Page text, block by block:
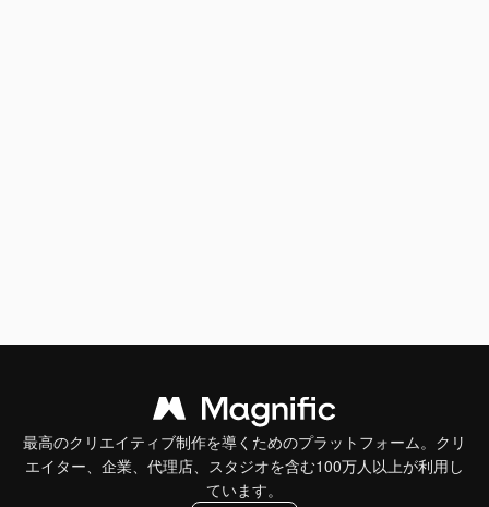
最高のクリエイティブ制作を導くためのプラットフォーム。クリ
エイター、企業、代理店、スタジオを含む100万人以上が利用し
ています。